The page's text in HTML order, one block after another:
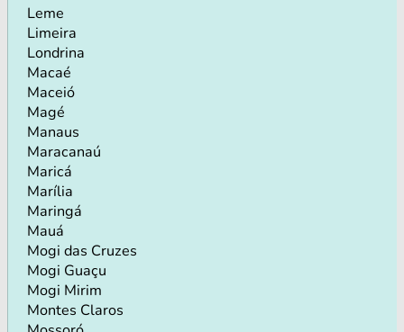
Leme
Limeira
Londrina
Macaé
Maceió
Magé
Manaus
Maracanaú
Maricá
Marília
Maringá
Mauá
Mogi das Cruzes
Mogi Guaçu
Mogi Mirim
Montes Claros